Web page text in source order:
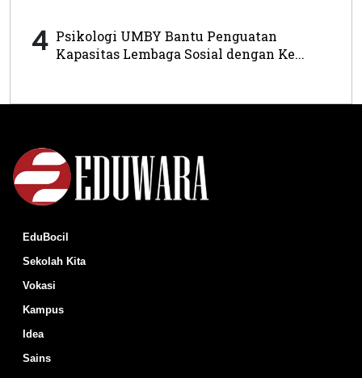
4 Psikologi UMBY Bantu Penguatan
Kapasitas Lembaga Sosial dengan Ke...
EduBocil
Sekolah Kita
Vokasi
Kampus
Idea
Sains